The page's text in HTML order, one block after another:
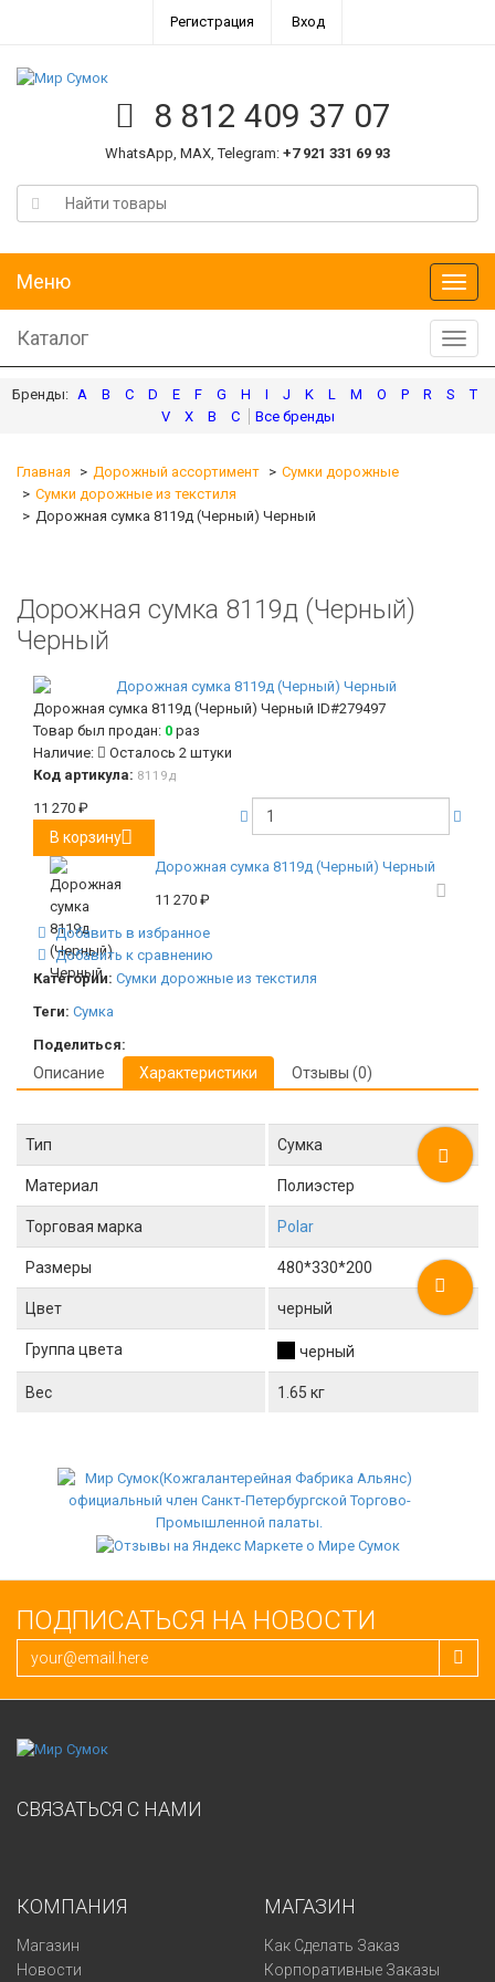
Регистрация Вход
8 812 409 37 07
WhatsApp, MAX, Telegram: +7 921 331 69 93
Меню
Меню
Каталог
A B C D E F G H I J K L M O P R S
T
V
X В С
Главная Дорожный ассортимент
Сумки дорожные
Сумки дорожные из текстиля
Дорожная сумка 8119д (Черный) Черный
Дорожная сумка 8119д (Черный)
Черный
Дорожная сумка 8119д (Черный) Черный ID#279497
Товар был продан: 0 раз
Наличие:
Осталось 2 штуки
Код артикула: 8119д
11 270 ₽
В корзину
Дорожная сумка 8119д (Черный) Черный
11 270 ₽
Добавить в избранное
Добавить к сравнению
Категории: Сумки дорожные из текстиля
Теги: Сумка
Поделиться:
Описание Характеристики Отзывы (0)
Тип Сумка
Материал Полиэстер
Торговая марка Polar
Размеры 480*330*200
Цвет черный
Группа цвета черный
Вес 1.65 кг
ПОДПИСАТЬСЯ НА НОВОСТИ
СВЯЗАТЬСЯ С НАМИ
КОМПАНИЯ
Магазин
Новости
МАГАЗИН
Как Сделать Заказ
Корпоративные Заказы